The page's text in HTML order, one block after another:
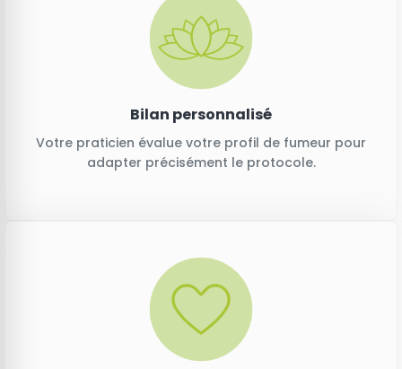
Bilan personnalisé
Votre praticien évalue votre profil de fumeur pour
adapter précisément le protocole.